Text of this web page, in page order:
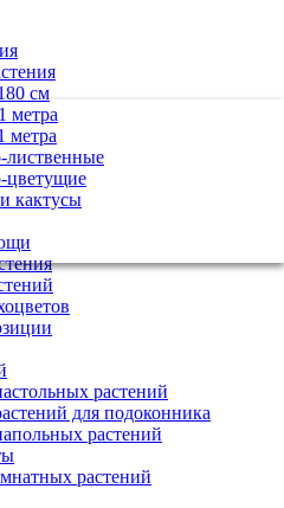
см
метра
метра
лиственные
цветущие
кактусы
растений
для подоконника
растений
растений